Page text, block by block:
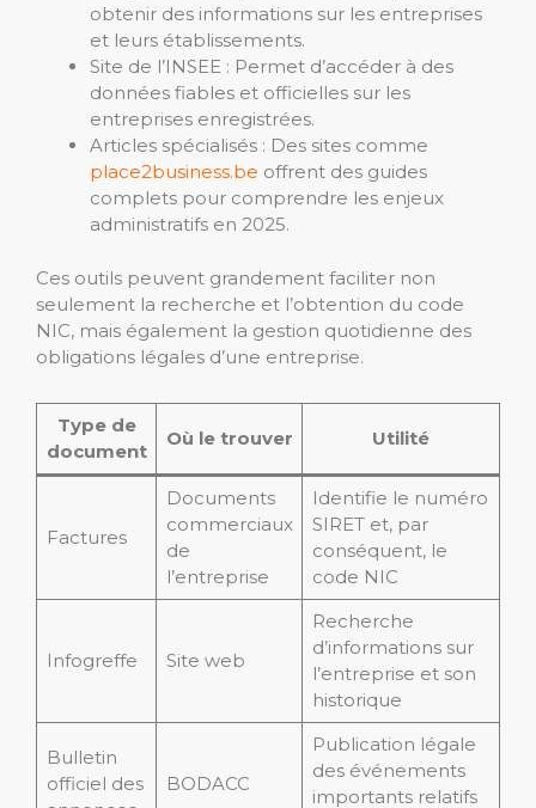
obtenir des informations sur les entreprises
et leurs établissements.
Site de l’INSEE : Permet d’accéder à des
données fiables et officielles sur les
entreprises enregistrées.
Articles spécialisés : Des sites comme
place2business.be offrent des guides
complets pour comprendre les enjeux
administratifs en 2025.
Ces outils peuvent grandement faciliter non
seulement la recherche et l’obtention du code
NIC, mais également la gestion quotidienne des
obligations légales d’une entreprise.
Type de
document
Où le trouver Utilité
Factures
Documents
commerciaux
de
l’entreprise
Identifie le numéro
SIRET et, par
conséquent, le
code NIC
Infogreffe Site web
Recherche
d’informations sur
l’entreprise et son
historique
Bulletin
officiel des
BODACC
Publication légale
des événements
importants relatifs